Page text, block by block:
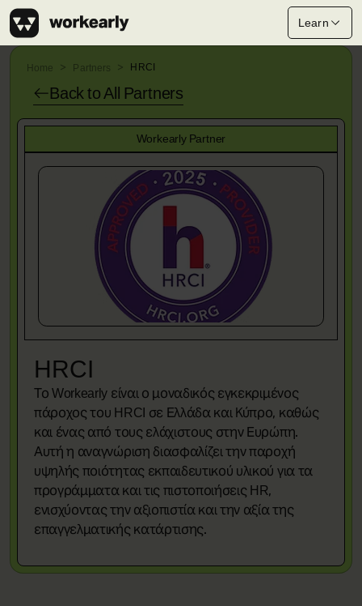
Learn
Home Partners HRCI
Back to All Partners
Workearly Partner
HRCI
Το Workearly είναι ο μοναδικός εγκεκριμένος
πάροχος του HRCI σε Ελλάδα και Κύπρο, καθώς
και ένας από τους ελάχιστους στην Ευρώπη.
Αυτή η αναγνώριση διασφαλίζει την παροχή
υψηλής ποιότητας εκπαιδευτικού υλικού για τα
προγράμματα και τις πιστοποιήσεις HR,
ενισχύοντας την αξιοπιστία και την αξία της
επαγγελματικής κατάρτισης.